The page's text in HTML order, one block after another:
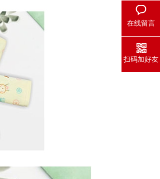
在线留言
扫码加好友